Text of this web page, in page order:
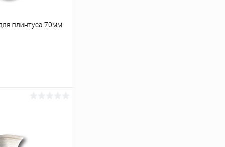
плинтуса 70мм
Сравнение